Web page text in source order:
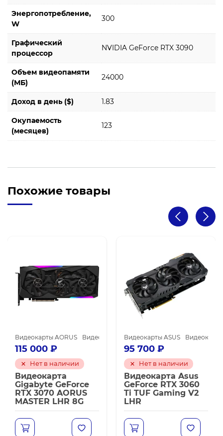
Энергопотребление,
W
300
Графический
процессор
NVIDIA GeForce RTX 3090
Объем видеопамяти
(МБ)
24000
Доход в день ($) 1.83
Окупаемость
(месяцев)
123
Похожие товары
майнинга
1660 SUPER Видеокарты NVIDIA для майнинга
Видеокарты GIGABYTE Видеокарты NVIDIA GeForce RTX 3070
Видеокарты ASUS Видеокарты NVIDIA GeForce RTX
95 700
Нет в наличии
Видеокарта Asus
GeForce RTX 3060
Ti TUF Gaming V2
LHR
Видеокарты
105 600
Нет в
Видеокарта
GeForce RTX
GamingPro